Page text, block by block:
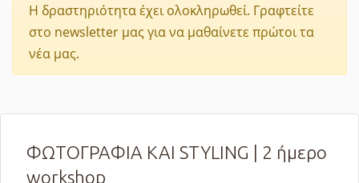
Η δραστηριότητα έχει ολοκληρωθεί. Γραφτείτε
στο newsletter μας για να μαθαίνετε πρώτοι τα
νέα μας.
ΦΩΤΟΓΡΑΦΙΑ ΚΑΙ STYLING | 2 ήμερο
workshop